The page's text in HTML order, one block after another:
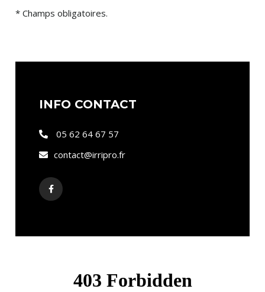
* Champs obligatoires.
INFO CONTACT
05 62 64 67 57
contact@irripro.fr